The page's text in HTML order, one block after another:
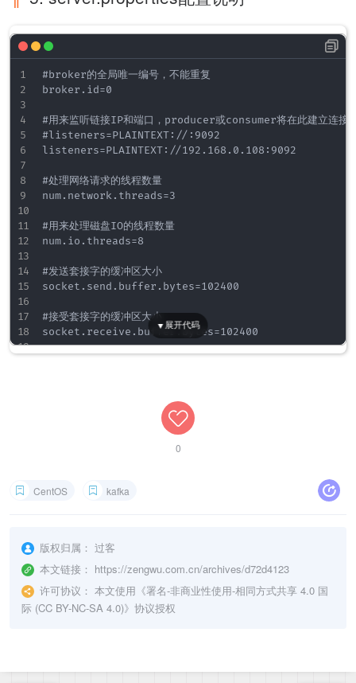
#broker的全局唯一编号，不能重复
broker.id=0
#用来监听链接IP和端口，producer或consumer将在此建立连接
#listeners=PLAINTEXT://:9092
listeners=PLAINTEXT://192.168.0.108:9092
#处理网络请求的线程数量
num.network.threads=3
#用来处理磁盘IO的线程数量
num.io.threads=8
#发送套接字的缓冲区大小
socket.send.buffer.bytes=102400
#接受套接字的缓冲区大小
socket.receive.buffer.bytes=102400
#kafka运行日志存放的路径
log.dirs=/tmp/kafka-logs
#topic在当前broker上的分片个数
#用来恢复和清理data下数据的线程数量
# 高可用broker值，多broker集群时，这个值建议大于等于3
transaction.state.log.replication.factor=1
transaction.state.log.min.isr=1
0
CentOS kafka
版权归属： 过客
本文链接： https://zengwu.com.cn/archives/d72d4123
许可协议： 本文使用《署名-非商业性使用-相同方式共享 4.0 国
际 (CC BY-NC-SA 4.0)》协议授权